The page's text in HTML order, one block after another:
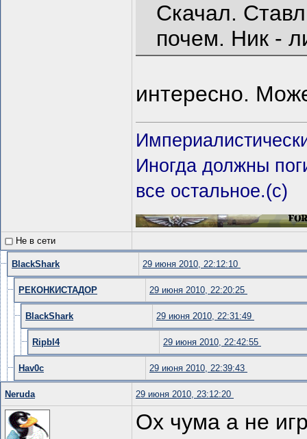
Скачал.
почем. Ник -
интересно.
Иногда должны
все остальное.(с)
Не в сети
BlackShark 29 июня 2010, 22:12:10
РЕКОНКИСТАДОР 29 июня 2010, 22:20:25
BlackShark 29 июня 2010, 22:31:49
Ripbl4 29 июня 2010, 22:42:55
Hav0c 29 июня 2010, 22:39:43
Neruda 29 июня 2010, 23:12:20
Ох чума а не